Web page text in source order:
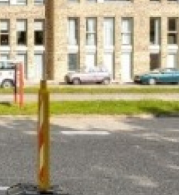
privacyverklaring van AppartementenUtrecht ?
bemiddelingsvergoeding?
verantwoordelijk voor het
/ Appartementen in Utrecht?
vragen